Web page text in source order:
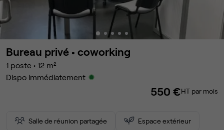
Bureau privé • coworking
1 poste • 12 m²
Dispo immédiatement
550 €HT par mois
Salle de réunion partagée
Espace extérieur